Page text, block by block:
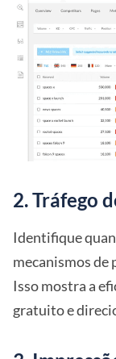
2. Tráfego
Identifique
mecanismos de
Isso mostra a
gratuito e